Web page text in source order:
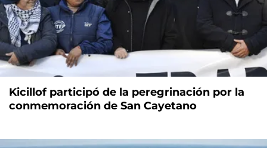
Kicillof participó de la peregrinación por la
conmemoración de San Cayetano